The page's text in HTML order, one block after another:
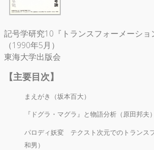
記号学研究10『トランスフォーメーショ
（1990年5月）
東海大学出版会
【主要目次】
まえがき（坂本百大）
『ドグラ・マグラ』と物語分析（原田邦夫）
パロディ妖変 テクスト次元でのトランス
和男）